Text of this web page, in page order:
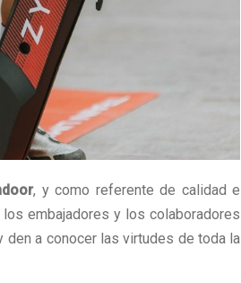
, y como referente de calidad e
embajadores y los colaboradores
a conocer las virtudes de toda la